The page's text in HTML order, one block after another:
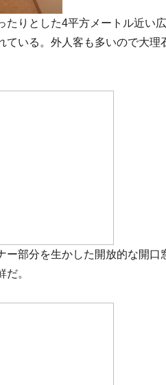
たりとした4平方メートル近い
ている。外人客も多いので大
ー部分を生かした開放的な開
だ。